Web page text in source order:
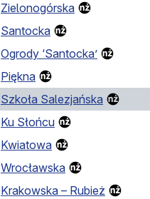
Zielonogórska
Santocka
Ogrody ‘Santocka’
Piękna
Szkoła Salezjańska
Ku Słońcu
Kwiatowa
Wrocławska
Krakowska – Rubież